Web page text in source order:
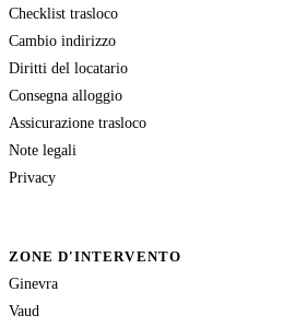
Checklist trasloco
Cambio indirizzo
Diritti del locatario
Consegna alloggio
Assicurazione trasloco
Note legali
Privacy
ZONE D'INTERVENTO
Ginevra
Vaud